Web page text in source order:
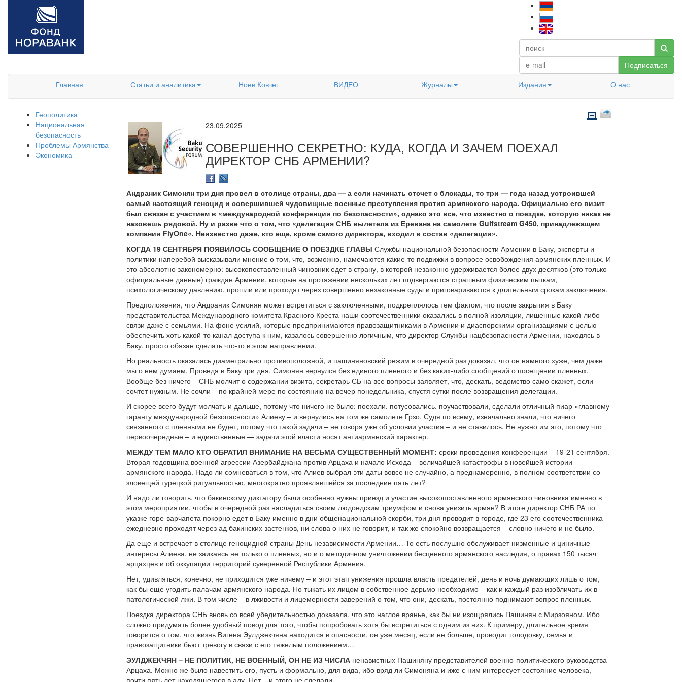
Подписаться
Главная
Статьи и аналитика Ноев Ковчег ВИДЕО Журналы Издания О нас
Геополитика
Национальная
безопасность
Проблемы Армянства
Экономика
23.09.2025
СОВЕРШЕННО СЕКРЕТНО: КУДА, КОГДА И ЗАЧЕМ ПОЕХАЛ
ДИРЕКТОР СНБ АРМЕНИИ?
Андраник Симонян три дня провел в столице страны, два — а если начинать отсчет с блокады, то три — года назад устроившей
самый настоящий геноцид и совершившей чудовищные военные преступления против армянского народа. Официально его визит
был связан с участием в «международной конференции по безопасности», однако это все, что известно о поездке, которую никак не
назовешь рядовой. Ну и разве что о том, что «делегация СНБ вылетела из Еревана на самолете Gulfstream G450, принадлежащем
компании FlyOne«. Неизвестно даже, кто еще, кроме самого директора, входил в состав «делегации».
КОГДА 19 СЕНТЯБРЯ ПОЯВИЛОСЬ СООБЩЕНИЕ О ПОЕЗДКЕ ГЛАВЫ Службы национальной безопасности Армении в Баку, эксперты и
политики наперебой высказывали мнение о том, что, возможно, намечаются какие-то подвижки в вопросе освобождения армянских пленных. И
это абсолютно закономерно: высокопоставленный чиновник едет в страну, в которой незаконно удерживается более двух десятков (это только
официальные данные) граждан Армении, которые на протяжении нескольких лет подвергаются страшным физическим пыткам,
психологическому давлению, прошли или проходят через совершенно незаконные суды и приговариваются к длительным срокам заключения.
Предположения, что Андраник Симонян может встретиться с заключенными, подкреплялось тем фактом, что после закрытия в Баку
представительства Международного комитета Красного Креста наши соотечественники оказались в полной изоляции, лишенные какой-либо
связи даже с семьями. На фоне усилий, которые предпринимаются правозащитниками в Армении и диаспорскими организациями с целью
обеспечить хоть какой-то канал доступа к ним, казалось совершенно логичным, что директор Службы нацбезопасности Армении, находясь в
Баку, просто обязан сделать что-то в этом направлении.
Но реальность оказалась диаметрально противоположной, и пашиняновский режим в очередной раз доказал, что он намного хуже, чем даже
мы о нем думаем. Проведя в Баку три дня, Симонян вернулся без единого пленного и без каких-либо сообщений о посещении пленных.
Вообще без ничего – СНБ молчит о содержании визита, секретарь СБ на все вопросы заявляет, что, дескать, ведомство само скажет, если
сочтет нужным. Не сочли – по крайней мере по состоянию на вечер понедельника, спустя сутки после возвращения делегации.
И скорее всего будут молчать и дальше, потому что ничего не было: поехали, потусовались, поучаствовали, сделали отличный пиар «главному
гаранту международной безопасности» Алиеву – и вернулись на том же самолете Грзо. Судя по всему, изначально знали, что ничего
связанного с пленными не будет, потому что такой задачи – не говоря уже об условии участия – и не ставилось. Не нужно им это, потому что
первоочередные – и единственные — задачи этой власти носят антиармянский характер.
МЕЖДУ ТЕМ МАЛО КТО ОБРАТИЛ ВНИМАНИЕ НА ВЕСЬМА СУЩЕСТВЕННЫЙ МОМЕНТ: сроки проведения конференции – 19-21 сентября.
Вторая годовщина военной агрессии Азербайджана против Арцаха и начало Исхода – величайшей катастрофы в новейшей истории
армянского народа. Надо ли сомневаться в том, что Алиев выбрал эти даты вовсе не случайно, а преднамеренно, в полном соответствии со
зловещей турецкой ритуальностью, многократно проявлявшейся за последние пять лет?
И надо ли говорить, что бакинскому диктатору были особенно нужны приезд и участие высокопоставленного армянского чиновника именно в
этом мероприятии, чтобы в очередной раз насладиться своим людоедским триумфом и снова унизить армян? В итоге директор СНБ РА по
указке горе-варчапета покорно едет в Баку именно в дни общенациональной скорби, три дня проводит в городе, где 23 его соотечественника
ежедневно проходят через ад бакинских застенков, ни слова о них не говорит, и так же спокойно возвращается – словно ничего и не было.
Да еще и встречает в столице геноцидной страны День независимости Армении… То есть послушно обслуживает низменные и циничные
интересы Алиева, не заикаясь не только о пленных, но и о методичном уничтожении бесценного армянского наследия, о правах 150 тысяч
арцахцев и об оккупации территорий суверенной Республики Армения.
Нет, удивляться, конечно, не приходится уже ничему – и этот этап унижения прошла власть предателей, день и ночь думающих лишь о том,
как бы еще угодить палачам армянского народа. Но тыкать их лицом в собственное дерьмо необходимо – как и каждый раз изобличать их в
патологической лжи. В том числе – в лживости и лицемерности заверений о том, что они, дескать, постоянно поднимают вопрос пленных.
Поездка директора СНБ вновь со всей убедительностью доказала, что это наглое вранье, как бы ни изощрялись Пашинян с Мирзояном. Ибо
сложно придумать более удобный повод для того, чтобы попробовать хотя бы встретиться с одним из них. К примеру, длительное время
говорится о том, что жизнь Вигена Эулджекчяна находится в опасности, он уже месяц, если не больше, проводит голодовку, семья и
правозащитники бьют тревогу в связи с его тяжелым положением…
ЭУЛДЖЕКЧЯН – НЕ ПОЛИТИК, НЕ ВОЕННЫЙ, ОН НЕ ИЗ ЧИСЛА ненавистных Пашиняну представителей военно-политического руководства
Арцаха. Можно же было навестить его, пусть и формально, для вида, ибо вряд ли Симоняна и иже с ним интересует состояние человека,